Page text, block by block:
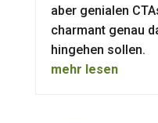
aber genialen
charmant genau
hingehen sollen.
mehr lesen